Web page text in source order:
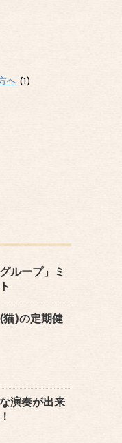
へ (1)
ループ」ミ
猫)の定期健
演奏が出来